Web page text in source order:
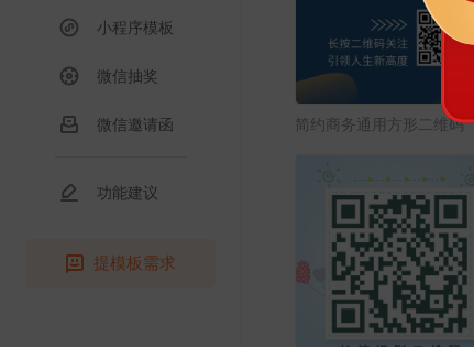
小程序模板
微信抽奖
微信邀请函
功能建议
提模板需求
简约商务通用方形二维码